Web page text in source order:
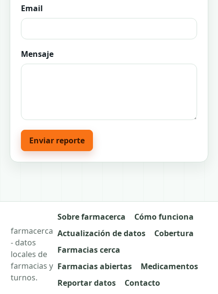
Email
Mensaje
Enviar reporte
farmacerca
- datos
locales de
farmacias y
turnos.
Sobre farmacerca
Cómo funciona
Actualización de datos
Cobertura
Farmacias cerca
Farmacias abiertas
Medicamentos
Reportar datos
Contacto